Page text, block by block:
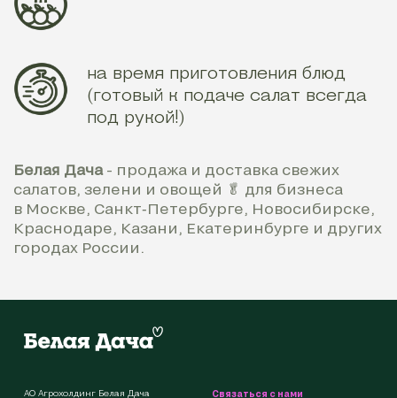
на время приготовления блюд
(готовый к подаче салат всегда
под рукой!)
Белая Дача - продажа и доставка свежих
салатов, зелени и овощей 🥬 для бизнеса
в Москве, Санкт‑Петербурге, Новосибирске,
Краснодаре, Казани, Екатеринбурге и других
городах России.
АО Агрохолдинг Белая Дача Связаться с нами